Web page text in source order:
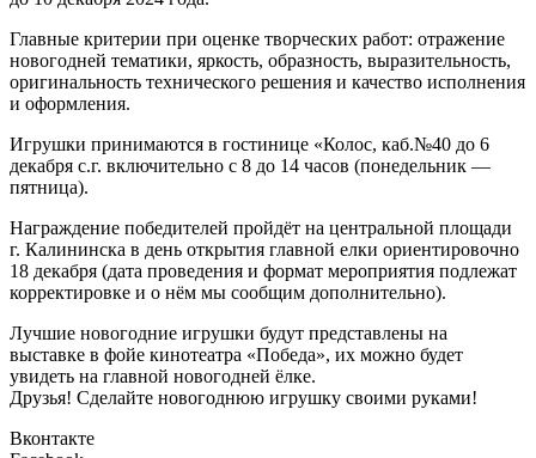
Главные критерии при оценке творческих работ: отражение
новогодней тематики, яркость, образность, выразительность,
оригинальность технического решения и качество исполнения
и оформления.
Игрушки принимаются в гостинице «Колос, каб.№40 до 6
декабря с.г. включительно с 8 до 14 часов (понедельник —
пятница).
Награждение победителей пройдёт на центральной площади
г. Калининска в день открытия главной елки ориентировочно
18 декабря (дата проведения и формат мероприятия подлежат
корректировке и о нём мы сообщим дополнительно).
Лучшие новогодние игрушки будут представлены на
выставке в фойе кинотеатра «Победа», их можно будет
увидеть на главной новогодней ёлке.
Друзья! Сделайте новогоднюю игрушку своими руками!
Вконтакте